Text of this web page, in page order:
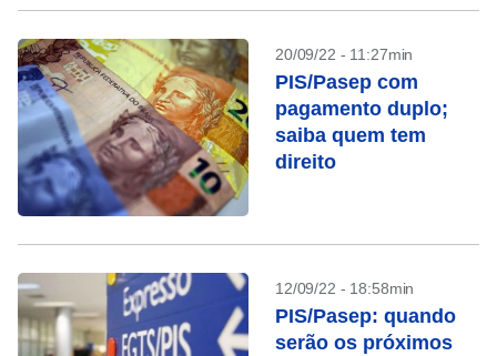
20/09/22 - 11:27min
PIS/Pasep com
pagamento duplo;
saiba quem tem
direito
12/09/22 - 18:58min
PIS/Pasep: quando
serão os próximos